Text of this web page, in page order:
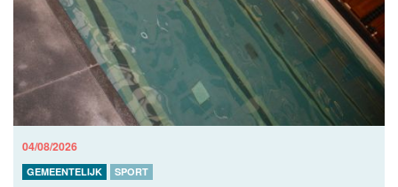
04/08/2026
GEMEENTELIJK SPORT